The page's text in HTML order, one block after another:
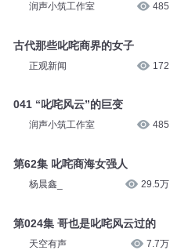
润声小筑工作室 485
古代那些叱咤商界的女子
正观新闻 172
041 “叱咤风云”的巨变
润声小筑工作室 485
第62集 叱咤商海女强人
杨晨鑫_ 29.5万
第024集 哥也是叱咤风云过的
天空有声 7.7万